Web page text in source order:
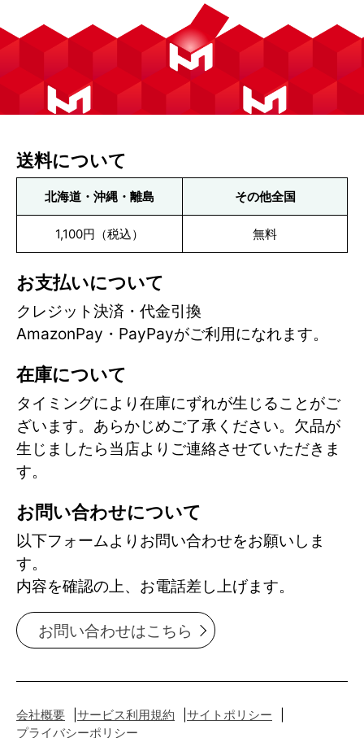
送料について
北海道・沖縄・離島 その他全国
1,100円（税込） 無料
お支払いについて
クレジット決済・代金引換
AmazonPay・PayPayがご利用になれます。
在庫について
タイミングにより在庫にずれが生じることがご
ざいます。あらかじめご了承ください。欠品が
生じましたら当店よりご連絡させていただきま
す。
お問い合わせについて
以下フォームよりお問い合わせをお願いしま
す。
内容を確認の上、お電話差し上げます。
お問い合わせはこちら
会社概要 サービス利用規約
サイトポリシー
プライバシーポリシー